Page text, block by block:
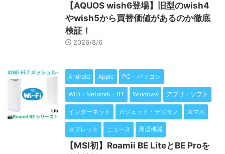
【AQUOS wish6登場】旧型のwish4
やwish5から買替価値があるのか徹底
検証！
2026/8/6
Android Apple PC・パソコン
WiFi・Network・BT Windows アプリ・ソフト
インターネット ガジェット・デジモノ スマホ
タブレット ニュース 周辺機器
【MSI初】Roamii BE LiteとBE Proを